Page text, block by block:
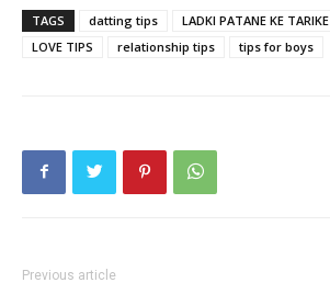
TAGS datting tips LADKI PATANE KE TARIKE
LOVE TIPS
relationship tips tips for boys
Previous article